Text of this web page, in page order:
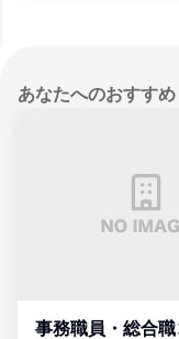
あなたへのおすすめ
事務職員・総合職